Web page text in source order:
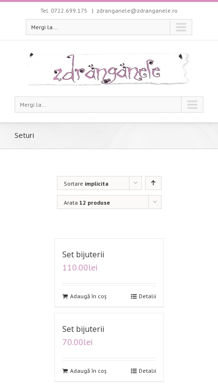
Tel. 0722.699.175 | zdranganele@zdranganele.ro
Mergi la...
Mergi la...
Seturi
Sortare implicita
Arata 12 produse
Set bijuterii
110.00lei
Adaugă în coș Detalii
Set bijuterii
70.00lei
Adaugă în coș Detalii